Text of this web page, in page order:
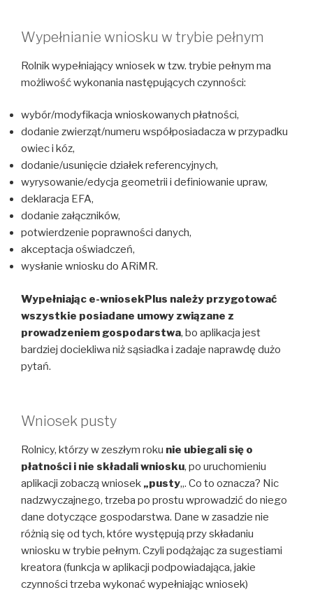
Wypełnianie wniosku w trybie pełnym
Rolnik wypełniający wniosek w tzw. trybie pełnym ma
możliwość wykonania następujących czynności:
wybór/modyfikacja wnioskowanych płatności,
dodanie zwierząt/numeru współposiadacza w przypadku
owiec i kóz,
dodanie/usunięcie działek referencyjnych,
wyrysowanie/edycja geometrii i definiowanie upraw,
deklaracja EFA,
dodanie załączników,
potwierdzenie poprawności danych,
akceptacja oświadczeń,
wysłanie wniosku do ARiMR.
Wypełniając e-wniosekPlus należy przygotować
wszystkie posiadane umowy związane z
prowadzeniem gospodarstwa, bo aplikacja jest
bardziej dociekliwa niż sąsiadka i zadaje naprawdę dużo
pytań.
Wniosek pusty
Rolnicy, którzy w zeszłym roku nie ubiegali się o
płatności i nie składali wniosku, po uruchomieniu
aplikacji zobaczą wniosek „pusty„. Co to oznacza? Nic
nadzwyczajnego, trzeba po prostu wprowadzić do niego
dane dotyczące gospodarstwa. Dane w zasadzie nie
różnią się od tych, które występują przy składaniu
wniosku w trybie pełnym. Czyli podążając za sugestiami
kreatora (funkcja w aplikacji podpowiadająca, jakie
czynności trzeba wykonać wypełniając wniosek)